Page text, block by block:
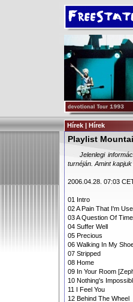
Hírek | Hírek
Playlist
Jelenlegi
turnéján. Amint
2006.04.28. 07:03
01 Intro
02 A Pain That I'm
03 A Question Of Time
04 Suffer Well
05 Precious
06 Walking In My
07 Stripped
08 Home
09 In Your Room
10 Nothing's
11 I Feel You
12 Behind The Wheel